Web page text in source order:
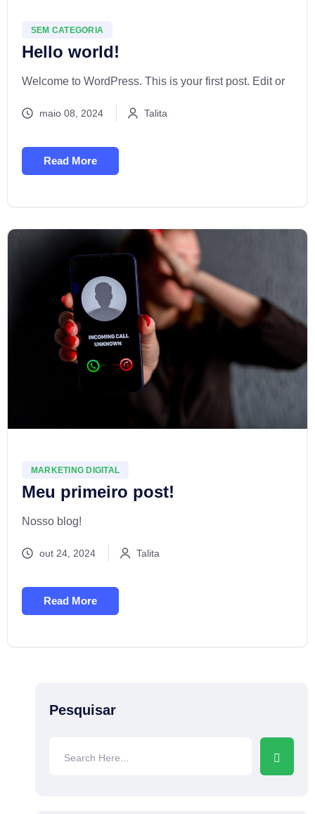
SEM CATEGORIA
Hello world!
Welcome to WordPress. This is your first post. Edit or
maio 08, 2024 Talita
Read More
MARKETING DIGITAL
Meu primeiro post!
Nosso blog!
out 24, 2024 Talita
Read More
Pesquisar